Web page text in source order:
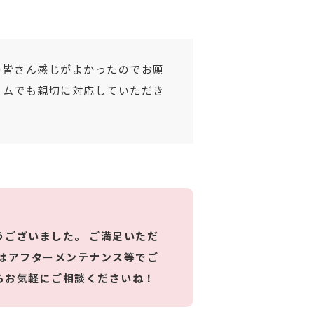
さん感じがよかったのでお願
でも親切に対応していただき
ざいました。 ご満足いただ
アフターメンテナンス等でご
気軽にご相談くださいね！